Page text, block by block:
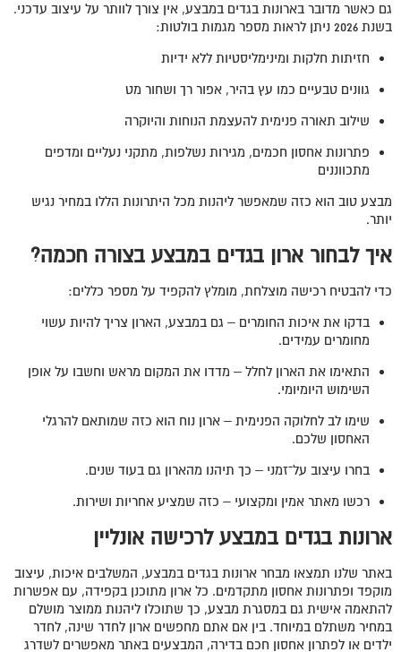
גם כאשר מדובר בארונות בגדים במבצע, אין צורך לוותר על עיצוב עדכני.
בשנת 2026 ניתן לראות מספר מגמות בולטות:
חזיתות חלקות ומינימליסטיות ללא ידיות
גוונים טבעיים כמו עץ בהיר, אפור רך ושחור מט
שילוב תאורה פנימית להעצמת הנוחות והיוקרה
פתרונות אחסון חכמים, מגירות נשלפות, מתקני נעליים ומדפים
מתכווננים
מבצע טוב הוא כזה שמאפשר ליהנות מכל היתרונות הללו במחיר נגיש
יותר.
איך לבחור ארון בגדים במבצע בצורה חכמה?
כדי להבטיח רכישה מוצלחת, מומלץ להקפיד על מספר כללים:
בדקו את איכות החומרים – גם במבצע, הארון צריך להיות עשוי
מחומרים עמידים.
התאימו את הארון לחלל – מדדו את המקום מראש וחשבו על אופן
השימוש היומיומי.
שימו לב לחלוקה הפנימית – ארון נוח הוא כזה שמותאם להרגלי
האחסון שלכם.
בחרו עיצוב על־זמני – כך תיהנו מהארון גם בעוד שנים.
רכשו מאתר אמין ומקצועי – כזה שמציע אחריות ושירות.
ארונות בגדים במבצע לרכישה אונליין
באתר שלנו תמצאו מבחר ארונות בגדים במבצע, המשלבים איכות, עיצוב
מוקפד ופתרונות אחסון מתקדמים. כל ארון מתוכנן בקפידה, עם אפשרות
להתאמה אישית גם במסגרת מבצע, כך שתוכלו ליהנות ממוצר מושלם
במחיר משתלם במיוחד. בין אם אתם מחפשים ארון לחדר שינה, לחדר
ילדים או לפתרון אחסון חכם בדירה, המבצעים באתר מאפשרים לשדרג